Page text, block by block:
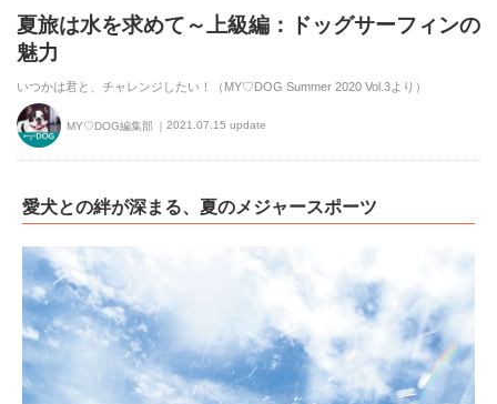
夏旅は水を求めて～上級編：ドッグサーフィンの
魅力
いつかは君と、チャレンジしたい！（MY♡DOG Summer 2020 Vol.3より）
MY♡DOG編集部 2021.07.15 update
愛犬との絆が深まる、夏のメジャースポーツ